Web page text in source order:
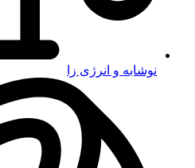
نوشابه و انرژی زا